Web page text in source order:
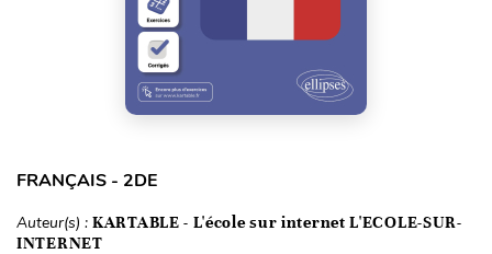
FRANÇAIS - 2DE
Auteur(s) : KARTABLE - L'école sur internet L'ECOLE-SUR-
INTERNET